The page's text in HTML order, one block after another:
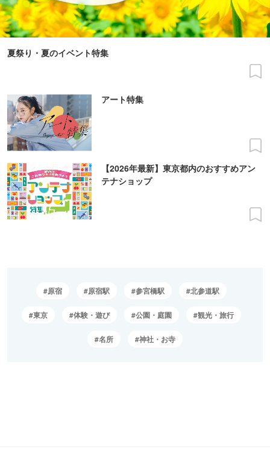
夏祭り・夏のイベント特集
アート特集
【2026年最新】東京都内のおすすめアン
テナショップ
原宿 原宿駅 参宮橋駅 北参道駅
東京 体験・遊び 公園・庭園 観光・旅行
名所 神社・お寺